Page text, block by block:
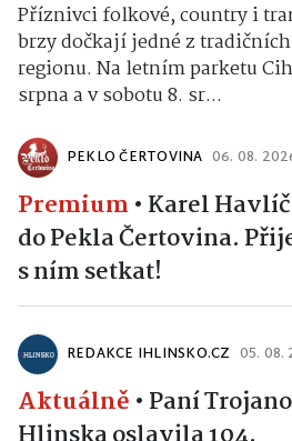
Příznivci folkové, country i
brzy dočkají jedné z
regionu. Na letním parketu
srpna a v sobotu 8. sr...
PEKLO ČERTOVINA 06. 08.
Premium • Karel
do Pekla Čertovina.
s ním setkat!
REDAKCE IHLINSKO.CZ 05. 08.
Aktuálně • Paní